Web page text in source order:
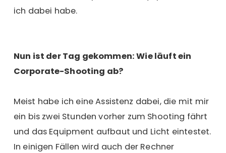
ich dabei habe.
Nun ist der Tag gekommen: Wie läuft ein
Corporate-Shooting ab?
Meist habe ich eine Assistenz dabei, die mit mir
ein bis zwei Stunden vorher zum Shooting fährt
und das Equipment aufbaut und Licht eintestet.
In einigen Fällen wird auch der Rechner